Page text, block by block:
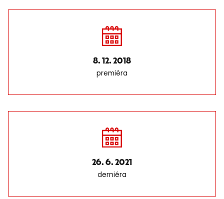
8. 12. 2018
premiéra
26. 6. 2021
derniéra